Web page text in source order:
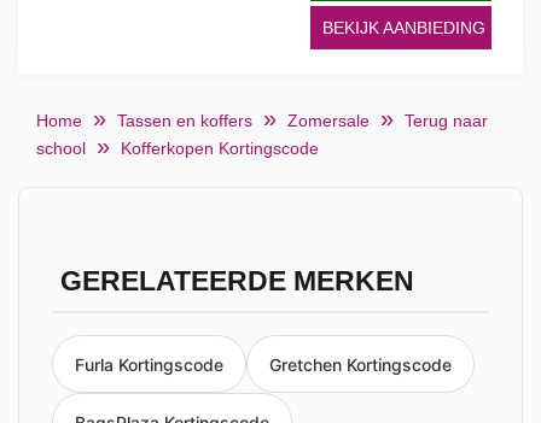
BEKIJK AANBIEDING
Home Tassen en koffers Zomersale
Terug naar
school
Kofferkopen Kortingscode
GERELATEERDE MERKEN
Furla Kortingscode Gretchen Kortingscode